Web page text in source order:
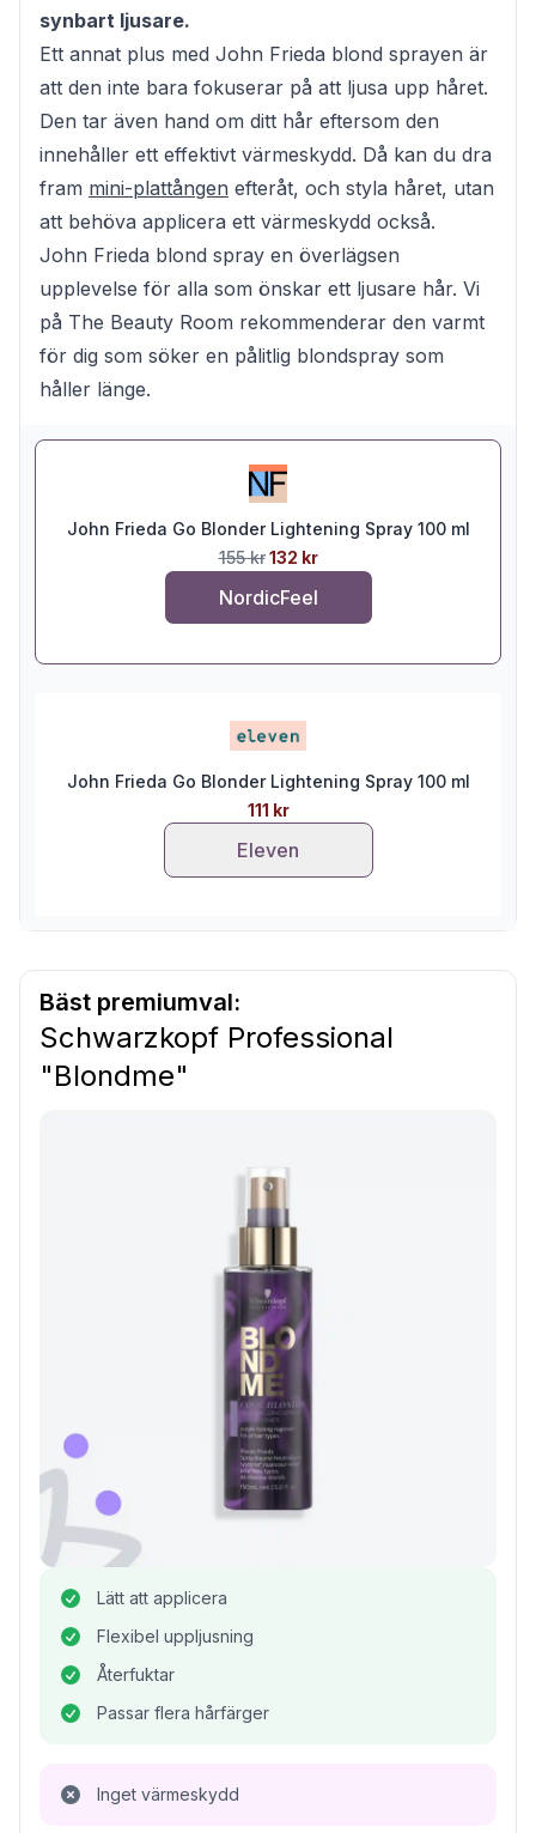
synbart ljusare.
Ett annat plus med John Frieda blond sprayen är
att den inte bara fokuserar på att ljusa upp håret.
Den tar även hand om ditt hår eftersom den
innehåller ett effektivt värmeskydd. Då kan du dra
fram mini-plattången efteråt, och styla håret, utan
att behöva applicera ett värmeskydd också.
John Frieda blond spray en överlägsen
upplevelse för alla som önskar ett ljusare hår. Vi
på The Beauty Room rekommenderar den varmt
för dig som söker en pålitlig blondspray som
håller länge.
John Frieda Go Blonder Lightening Spray 100 ml
155 kr 132 kr
NordicFeel
John Frieda Go Blonder Lightening Spray 100 ml
111 kr
Eleven
Bäst premiumval:
Schwarzkopf Professional
"Blondme"
Lätt att applicera
Flexibel uppljusning
Återfuktar
Passar flera hårfärger
Inget värmeskydd